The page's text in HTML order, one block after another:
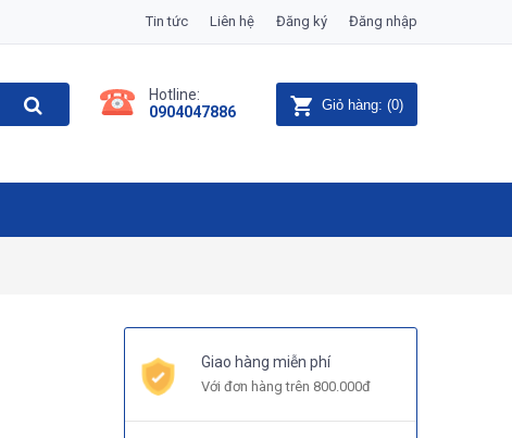
Tin tức Liên hệ Đăng ký Đăng nhập
Hotline:
0904047886
Giỏ hàng: (0)
Giao hàng miễn phí
Với đơn hàng trên 800.000đ